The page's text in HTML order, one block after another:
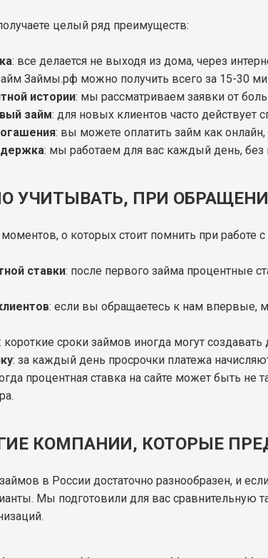
целый ряд преимуществ:
: все делается не выходя из дома, через
Займы.рф можно получить всего за 15-30
истории: мы рассматриваем заявки от
займ: для новых клиентов часто
: вы можете оплатить займ как
: мы работаем для вас каждый день,
УЧИТЫВАТЬ, ПРИ
о которых стоит помнить при работе
ставки: после первого займа процентные
: если вы обращаетесь к нам впервые,
: короткие сроки займов иногда могут
: за каждый день просрочки платежа
процентная ставка на сайте может быть не
КОМПАНИИ, КОТОРЫЕ
в России достаточно разнообразен, и
Мы подготовили для вас